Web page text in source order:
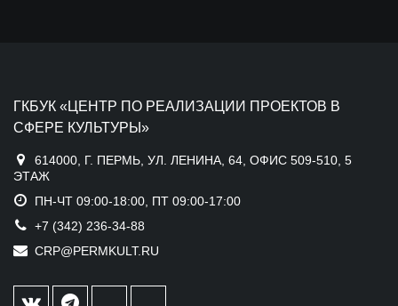
ГКБУК «ЦЕНТР ПО РЕАЛИЗАЦИИ ПРОЕКТОВ В
СФЕРЕ КУЛЬТУРЫ»
614000, Г. ПЕРМЬ, УЛ. ЛЕНИНА, 64, ОФИС 509-510, 5
ЭТАЖ
ПН-ЧТ 09:00-18:00, ПТ 09:00-17:00
+7 (342) 236-34-88
CRP@PERMKULT.RU